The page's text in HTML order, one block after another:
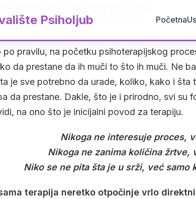
Psiholjub Početna
potencijalno opasno
po pravilu, na početku psihoterapijskog
da prestane da ih muči to što ih muči. Ne
je sve potrebno da urade, koliko, kako i šta
da prestane. Dakle, što je i prirodno, svi su
na ono što je inicijalni povod za terapiju.
Nikoga ne interesuje proces,
Nikoga ne zanima količina žrtve,
Niko se ne pita šta je u srži, već samo
terapija neretko otpočinje vrlo